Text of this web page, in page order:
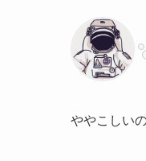
ややこしい